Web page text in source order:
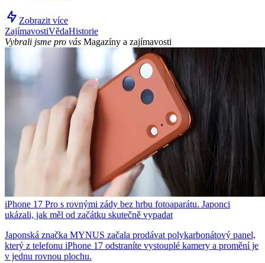
Zobrazit více
ZajímavostiVědaHistorie
Vybrali jsme pro vás Magazíny a zajímavosti
iPhone 17 Pro s rovnými zády bez hrbu fotoaparátu. Japonci
ukázali, jak měl od začátku skutečně vypadat
Japonská značka MYNUS začala prodávat polykarbonátový panel,
který z telefonu iPhone 17 odstraníte vystouplé kamery a promění je
v jednu rovnou plochu.